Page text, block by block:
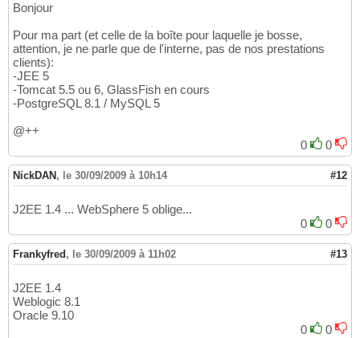
Bonjour
Pour ma part (et celle de la boîte pour laquelle je bosse,
attention, je ne parle que de l'interne, pas de nos prestations
clients):
-JEE 5
-Tomcat 5.5 ou 6, GlassFish en cours
-PostgreSQL 8.1 / MySQL 5
@++
0
0
NickDAN , le 30/09/2009 à 10h14 #12
J2EE 1.4 ... WebSphere 5 oblige...
0
0
Frankyfred , le 30/09/2009 à 11h02 #13
J2EE 1.4
Weblogic 8.1
Oracle 9.10
0
0